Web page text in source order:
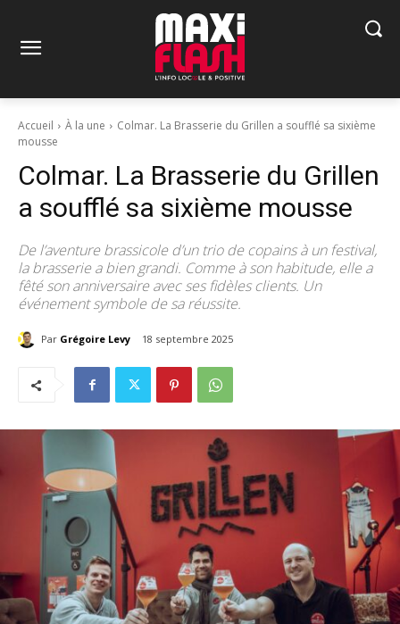
Accueil À la une
Colmar. La Brasserie du Grillen a soufflé sa sixième
mousse
Colmar. La Brasserie du Grillen
a soufflé sa sixième mousse
De l’aventure brassicole d’un trio de copains à un festival,
la brasserie a bien grandi. Comme à son habitude, elle a
fêté son anniversaire avec ses fidèles clients. Un
événement symbole de sa réussite.
Par Grégoire Levy 18 septembre 2025